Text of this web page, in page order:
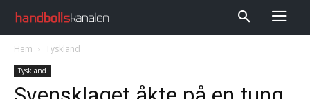
Hem Tyskland
Tyskland